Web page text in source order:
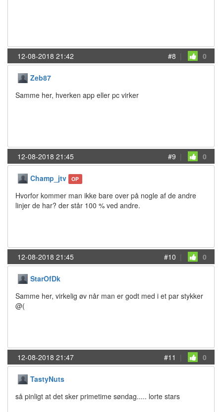
12-08-2018 21:42 #8 | 0
Zeb87
Samme her, hverken app eller pc virker
12-08-2018 21:45 #9 | 0
Champ_jtv OP
Hvorfor kommer man ikke bare over på nogle af de andre
linjer de har? der står 100 % ved andre.
12-08-2018 21:45 #10 | 0
StarOfDk
Samme her, virkelig øv når man er godt med i et par stykker
@(
12-08-2018 21:47 #11 | 0
TastyNuts
så pinligt at det sker primetime søndag..... lorte stars